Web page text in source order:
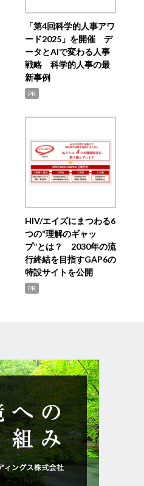
「第4回科学的人事アワ
ード2025」を開催 デ
ータとAIで変わる人事
戦略 科学的人事の最
新事例
PR
HIV/エイズにまつわる6
つの“理解のギャッ
プ”とは？ 2030年の流
行終結を目指すGAP6の
特設サイトを公開
PR